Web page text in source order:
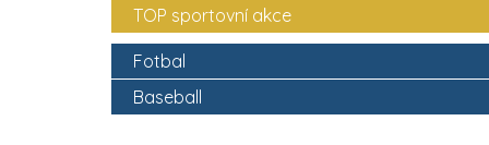
TOP sportovní akce
Fotbal
Baseball